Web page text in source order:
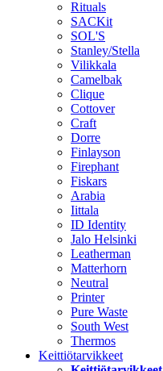
Rituals
SACKit
SOL'S
Stanley/Stella
Vilikkala
Camelbak
Clique
Cottover
Craft
Dorre
Finlayson
Firephant
Fiskars
Arabia
Iittala
ID Identity
Jalo Helsinki
Leatherman
Matterhorn
Neutral
Printer
Pure Waste
South West
Thermos
Keittiötarvikkeet